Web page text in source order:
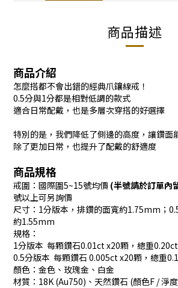
商品描述
商品介紹
怎麼搭都不會出錯的經典爪鑲線戒！
0.5分與1分都是相對低調的款式
適合日常配戴，也是多層次穿搭的好選擇
特別的是，我們降低了側邊的高度， 讓鑽面
除了更加日常，也提升了配戴的舒適度
商品規格
戒圍：國際圍5~15號均價 (半號請於訂單內
號以上可另詢價
尺寸：1分版本，排鑽的面寬約1.75mm；
約1.55mm
規格：
1分版本 每顆鑽石0.01ct x20顆，總重0.20ct
0.5分版本 每顆鑽石 0.005ct x20顆，總重
顏色：金色、玫瑰金、白金
材質：18K (Au750)、天然鑽石 (顏色F / 淨